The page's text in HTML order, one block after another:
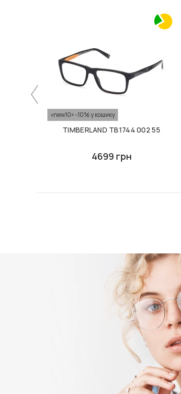
«new10» -10% у кошику
TIMBERLAND TB1744 002 55
4699 грн